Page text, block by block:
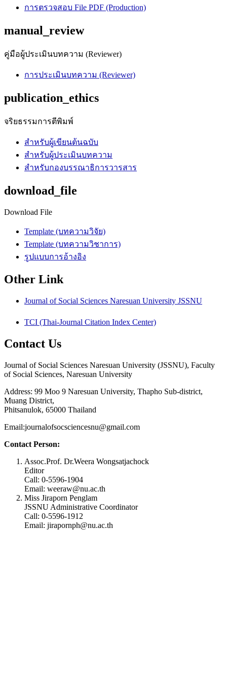
การตรวจสอบ File PDF (Production)
manual_review
คู่มือผู้ประเมินบทความ (Reviewer)
การประเมินบทความ (Reviewer)
publication_ethics
จริยธรรมการตีพิมพ์
สำหรับผู้เขียนต้นฉบับ
สำหรับผู้ประเมินบทความ
สำหรับกองบรรณาธิการวารสาร
download_file
Download File
Template (บทความวิจัย)
Template (บทความวิชาการ)
รูปแบบการอ้างอิง
Other Link
Journal of Social Sciences Naresuan University JSSNU
TCI (Thai-Journal Citation Index Center)
Contact Us
Journal of Social Sciences Naresuan University (JSSNU), Faculty
of Social Sciences, Naresuan University
Address: 99 Moo 9 Naresuan University, Thapho Sub-district,
Muang District,
Phitsanulok, 65000 Thailand
Email:journalofsocsciencesnu@gmail.com
Contact Person:
Assoc.Prof. Dr.Weera Wongsatjachock
Editor
Call: 0-5596-1904
Email: weeraw@nu.ac.th
Miss Jiraporn Penglam
JSSNU Administrative Coordinator
Call: 0-5596-1912
Email: jirapornph@nu.ac.th